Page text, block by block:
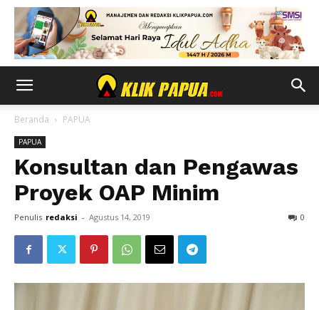
Beranda PAPUA
PAPUA
Konsultan dan Pengawas
Proyek OAP Minim
Penulis redaksi - Agustus 14, 2019 0